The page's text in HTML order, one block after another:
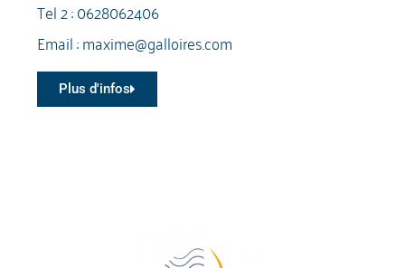
Tel 2 :0628062406
Email :maxime@galloires.com
Plus d'infos